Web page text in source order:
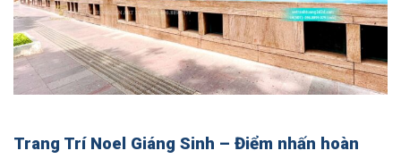
Trang Trí Noel Giáng Sinh – Điểm nhấn hoàn